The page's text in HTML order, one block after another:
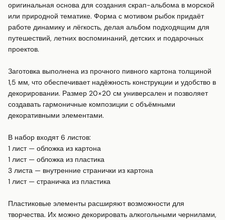
оригинальная основа для создания скрап-альбома в морской
или природной тематике. Форма с мотивом рыбок придаёт
работе динамику и лёгкость, делая альбом подходящим для
путешествий, летних воспоминаний, детских и подарочных
проектов.
Заготовка выполнена из прочного пивного картона толщиной
1,5 мм, что обеспечивает надёжность конструкции и удобство в
декорировании. Размер 20×20 см универсален и позволяет
создавать гармоничные композиции с объёмными
декоративными элементами.
В набор входят 6 листов:
1 лист — обложка из картона
1 лист — обложка из пластика
3 листа — внутренние странички из картона
1 лист — страничка из пластика
Пластиковые элементы расширяют возможности для
творчества. Их можно декорировать алкогольными чернилами,